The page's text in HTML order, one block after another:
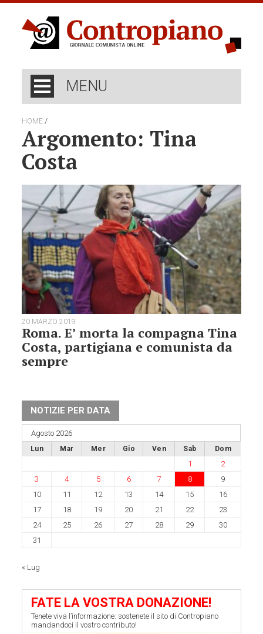
MENU
HOME /
Argomento: Tina
Costa
20 MARZO 2019
Roma. E’ morta la compagna Tina
Costa, partigiana e comunista da
sempre
NOTIZIE PER DATA
Agosto 2026
Lun Mar Mer Gio Ven Sab Dom
1
2
3
4 5 6 7 8
9
10
11 12 13 14 15
16
17
18 19 20 21 22
23
24
25 26 27 28 29
30
31
« Lug
FATE LA VOSTRA DONAZIONE!
Tenete viva l’informazione: sostenete il sito di Contropiano
mandandoci il vostro contributo!